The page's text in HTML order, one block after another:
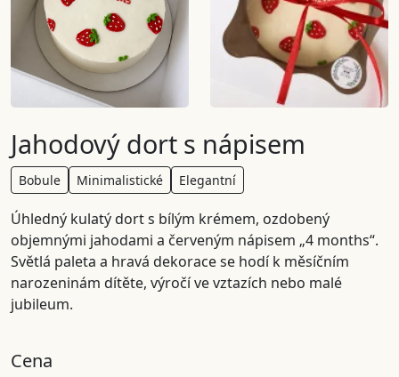
Jahodový dort s nápisem
Bobule Minimalistické Elegantní
Úhledný kulatý dort s bílým krémem, ozdobený
objemnými jahodami a červeným nápisem „4 months“.
Světlá paleta a hravá dekorace se hodí k měsíčním
narozeninám dítěte, výročí ve vztazích nebo malé
jubileum.
Cena